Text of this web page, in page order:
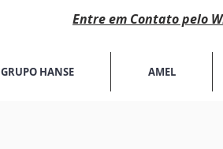
Entre em Contato pelo
GRUPO HANSE AMEL